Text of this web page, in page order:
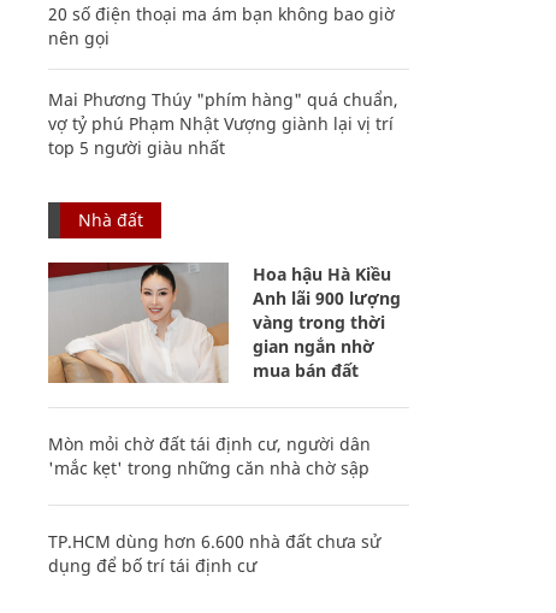
20 số điện thoại ma ám bạn không bao giờ
nên gọi
Mai Phương Thúy "phím hàng" quá chuẩn,
vợ tỷ phú Phạm Nhật Vượng giành lại vị trí
top 5 người giàu nhất
Nhà đất
Hoa hậu Hà Kiều
Anh lãi 900 lượng
vàng trong thời
gian ngắn nhờ
mua bán đất
Mòn mỏi chờ đất tái định cư, người dân
'mắc kẹt' trong những căn nhà chờ sập
TP.HCM dùng hơn 6.600 nhà đất chưa sử
dụng để bố trí tái định cư